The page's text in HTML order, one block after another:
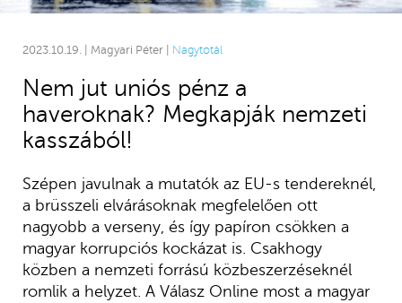
2023.10.19. | Magyari Péter | Nagytotál
Nem jut uniós pénz a
haveroknak? Megkapják nemzeti
kasszából!
Szépen javulnak a mutatók az EU-s tendereknél,
a brüsszeli elvárásoknak megfelelően ott
nagyobb a verseny, és így papíron csökken a
magyar korrupciós kockázat is. Csakhogy
közben a nemzeti forrású közbeszerzéseknél
romlik a helyzet. A Válasz Online most a magyar